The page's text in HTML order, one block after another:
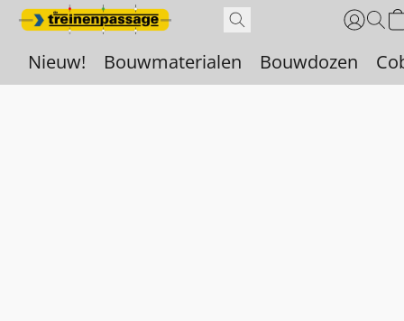
Nieuw! Bouwmaterialen Bouwdozen